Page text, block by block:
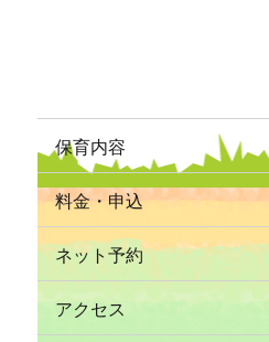
保育内容
料金・申込
ネット予約
アクセス